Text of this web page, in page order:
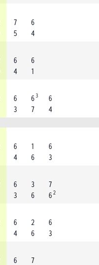
7
5
6
4
6
4
6
1
6
3
6 3
7
6
4
6
4
1
6
6
3
6
3
3
6
7
62
6
4
2
6
6
3
6
7